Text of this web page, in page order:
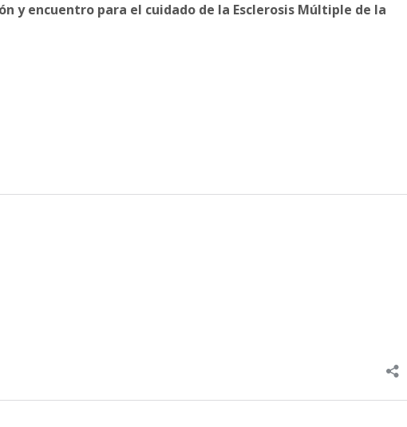
y encuentro para el cuidado de la Esclerosis Múltiple de la